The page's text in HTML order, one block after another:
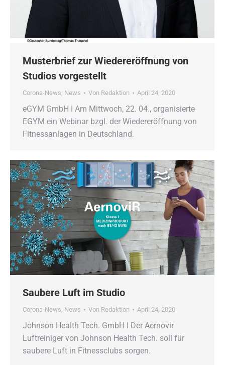
Musterbrief zur Wiedereröffnung von
Studios vorgestellt
Corona-News News Von Redaktion April 24, 2020
eGYM GmbH ǀ Am Mittwoch, 22. 04., organisierte
EGYM ein Webinar bzgl. der Wiedereröffnung von
Fitnessanlagen in Deutschland.
Saubere Luft im Studio
Corona-News, News Von Redaktion April 24, 2020
Johnson Health Tech. GmbH ǀ Der Aernovir
Luftreiniger von Johnson Health Tech. soll für
saubere Luft in Fitnessclubs sorgen.